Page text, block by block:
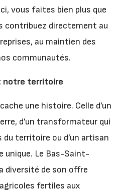
vous faites bien plus que
contribuez directement au
au maintien des
communautés.
notre territoire
une histoire. Celle d’un
d’un transformateur qui
territoire ou d’un artisan
unique. Le Bas-Saint-
diversité de son offre
fertiles aux